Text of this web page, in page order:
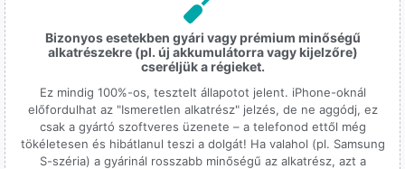
Bizonyos esetekben gyári vagy prémium minőségű
alkatrészekre (pl. új akkumulátorra vagy kijelzőre)
cseréljük a régieket.
Ez mindig 100%-os, tesztelt állapotot jelent. iPhone-oknál
előfordulhat az "Ismeretlen alkatrész" jelzés, de ne aggódj, ez
csak a gyártó szoftveres üzenete – a telefonod ettől még
tökéletesen és hibátlanul teszi a dolgát! Ha valahol (pl. Samsung
S-széria) a gyárinál rosszabb minőségű az alkatrész, azt a